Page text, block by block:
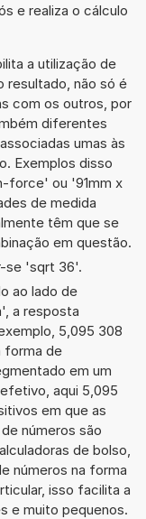
e realiza o cálculo
a utilização de
resultado, não só é
com os outros, por
diferentes
umas às
Exemplos disso
force' ou '91mm x
de medida
têm que se
em questão.
se 'sqrt 36'.
ao lado de
a resposta
5,095 308
forma de
em um
aqui 5,095
em que as
números são
de bolso,
números na forma
isso facilita a
e muito pequenos.